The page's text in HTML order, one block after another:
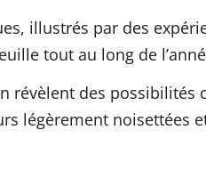
illustrés par des
tout au long de
révèlent des possibilités
légèrement noisettées